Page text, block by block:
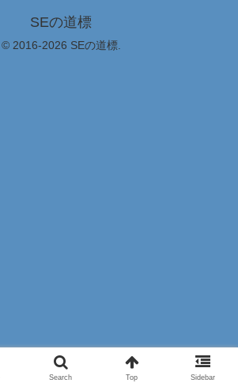
SEの道標
© 2016-2026 SEの道標.
Search Top Sidebar